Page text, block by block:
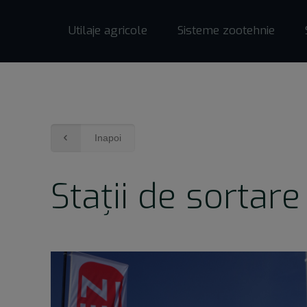
Utilaje agricole Sisteme zootehnie
Inapoi
Stații de